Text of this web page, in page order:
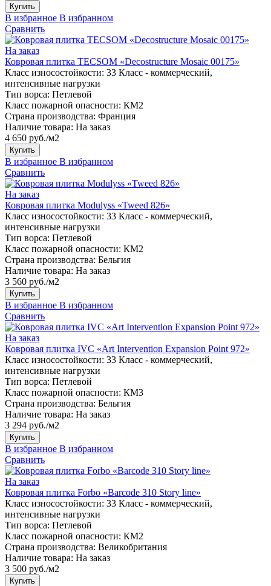
Купить
В избранное В избранном
Сравнить
На заказ
Ковровая плитка TECSOM «Decostructure Mosaic 00175»
Класс износостойкости: 33 Класс - коммерческий,
интенсивные нагрузки
Тип ворса: Петлевой
Класс пожарной опасности: КМ2
Страна производства: Франция
Наличие товара: На заказ
4 650 руб./м2
Купить
В избранное В избранном
Сравнить
На заказ
Ковровая плитка Modulyss «Tweed 826»
Класс износостойкости: 33 Класс - коммерческий,
интенсивные нагрузки
Тип ворса: Петлевой
Класс пожарной опасности: КМ2
Страна производства: Бельгия
Наличие товара: На заказ
3 560 руб./м2
Купить
В избранное В избранном
Сравнить
На заказ
Ковровая плитка IVC «Art Intervention Expansion Point 972»
Класс износостойкости: 33 Класс - коммерческий,
интенсивные нагрузки
Тип ворса: Петлевой
Класс пожарной опасности: КМ3
Страна производства: Бельгия
Наличие товара: На заказ
3 294 руб./м2
Купить
В избранное В избранном
Сравнить
На заказ
Ковровая плитка Forbo «Barcode 310 Story line»
Класс износостойкости: 33 Класс - коммерческий,
интенсивные нагрузки
Тип ворса: Петлевой
Класс пожарной опасности: КМ2
Страна производства: Великобритания
Наличие товара: На заказ
3 500 руб./м2
Купить